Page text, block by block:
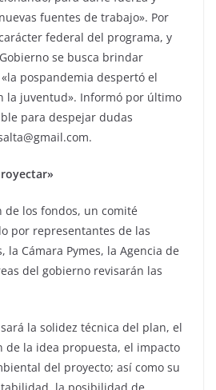
fuentes de trabajo». Por
federal del programa, y
se busca brindar
pospandemia despertó el
la juventud». Informó por último
para despejar dudas
de los fondos, un comité
por representantes de las
la Cámara Pymes, la Agencia de
del gobierno revisarán las
la solidez técnica del plan, el
de la idea propuesta, el impacto
del proyecto; así como su